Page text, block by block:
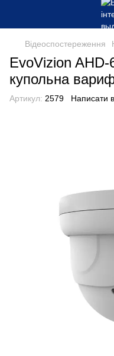
Відеоспостереження
EvoVizion
купольна
Артикул: 2579 Написати